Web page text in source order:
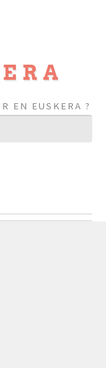
EN EUSKERA ?